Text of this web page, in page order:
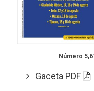
Número
Gaceta PDF